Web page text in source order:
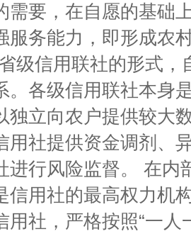
需要，在自愿的基础
服务能力，即形成
信用联社的形式，
。各级信用联社本身
独立向农户提供较大
用社提供资金调剂、
进行风险监督。 在内
信用社的最高权力机
用社，严格按照“一人